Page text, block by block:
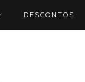
DESCONTOS